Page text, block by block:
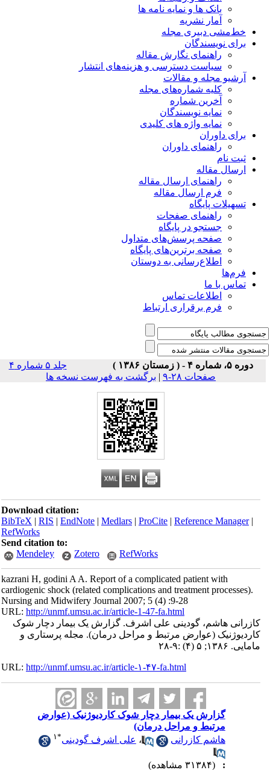
بانک ها و نمایه نامه ها
آمار نشریه
خط‌مشی دبیری مجله
برای نویسندگان
راهنمای نگارش مقاله
سیاست دسترسی و هزینه‌های انتشار
آرشیو مجله و مقالات
کلیه شماره‌های مجله
آخرین شماره
نمایه نویسندگان
نمایه واژه های کلیدی
برای داوران
راهنمای داوران
ثبت نام
ارسال مقاله
راهنمای ارسال مقاله
فرم ارسال مقاله
تسهیلات پایگاه
راهنمای صفحات
جستجو در پایگاه
صفحه پرسش‌های متداول
صفحه برترین‌های پایگاه
اطلاع‌رسانی به دوستان
فرم‌ها
تماس با ما
اطلاعات تماس
فرم برقراری ارتباط
دوره ۵، شماره ۴ - ( زمستان ۱۳۸۶ )
جلد ۵ شماره ۴
صفحات ۲۸-۹
|برگشت به فهرست نسخه ها
Download citation:
BibTeX|RIS|EndNote|Medlars|ProCite|Reference Manager
RefWorks
Send citation to:
Mendeley
Zotero RefWorks
kazrani H, godini A A. Report of a complicated patient with
cardiogenic shock (related complications and treatment processes).
Nursing and Midwifery Journal 2007; 5 (4) :9-28
URL:http://unmf.umsu.ac.ir/article-1-47-fa.html
کازرانی هاشم، گودینی علی اشرف. گزارش یک بیمار دچار شوک
کاردیوژنیک (عوارض مرتبط و مراحل درمان). مجله پرستاری و
مامایی. ۱۳۸۶; ۵ (۴) :۹-۲۸
URL:http://unmf.umsu.ac.ir/article-۱-۴۷-fa.html
گزارش یک بیمار دچار شوک کاردیوژنیک (عوارض
مرتبط و مراحل درمان)
هاشم کازرانی
،علی اشرف گودینی ۱